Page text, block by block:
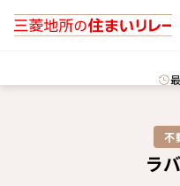
不
ラ